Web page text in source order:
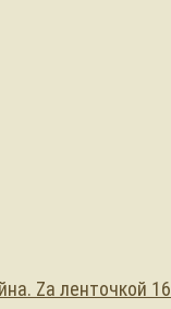
Zа ленточкой